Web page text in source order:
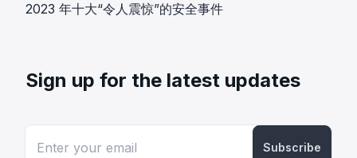
2023 年十大“令人震惊”的安全事件
Sign up for the latest updates
Subscribe